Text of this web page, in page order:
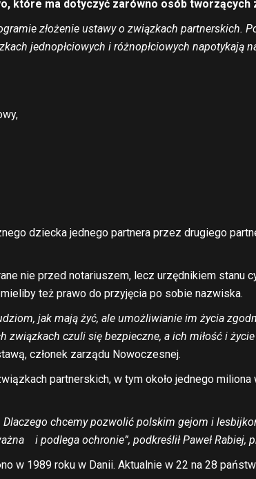
które ma dotyczyć zarówno osób tworzących
złożenie ustawy o związkach partnerskich.
jednopłciowych i różnopłciowych napotykają
dziecka jednego partnera przez drugiego
nie przed notariuszem, lecz urzędnikiem stanu
też prawo do przyjęcia po sobie nazwiska.
jak mają żyć, ale umożliwianie im życia
związkach czuli się bezpieczne, a ich miłość i
członek zarządu Nowoczesnej.
partnerskich, w tym około jednego
chcemy pozwolić polskim gejom i
i podlega ochronie”, podkreślił Paweł Rabiej,
w 1989 roku w Danii. Aktualnie w 22 na 28